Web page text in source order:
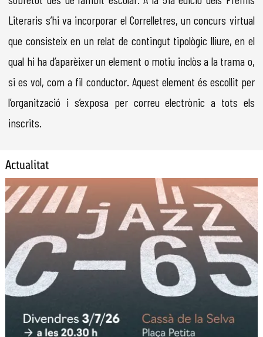
Literaris s’hi va incorporar el Correlletres, un concurs virtual
que consisteix en un relat de contingut tipològic lliure, en el
qual hi ha d’aparèixer un element o motiu inclòs a la trama o,
si es vol, com a fil conductor. Aquest element és escollit per
l’organització i s’exposa per correu electrònic a tots els
inscrits.
Actualitat